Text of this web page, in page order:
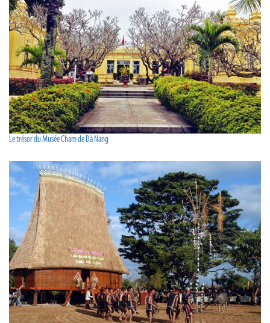
Le trésor du Musée Cham de Dà Nang